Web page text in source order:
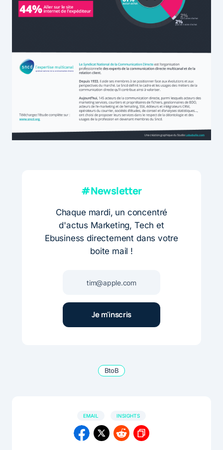
#Newsletter
Chaque mardi, un concentré
d'actus Marketing, Tech et
Ebusiness directement dans votre
boite mail !
BtoB
EMAIL INSIGHTS